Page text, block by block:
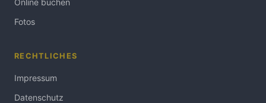
Online buchen
Fotos
RECHTLICHES
Impressum
Datenschutz